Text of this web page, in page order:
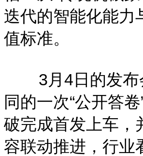
迭代的智能化能力
值标准。
3月4日的发布
同的一次“公开答
破完成首发上车，
容联动推进，行业